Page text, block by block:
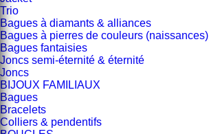
Trio
Bagues à diamants & alliances
Bagues à pierres de couleurs (naissances)
Bagues fantaisies
Joncs semi-éternité & éternité
Joncs
BIJOUX FAMILIAUX
Bagues
Bracelets
Colliers & pendentifs